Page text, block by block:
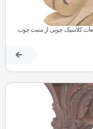
کلاسیک چوبی از منبت چوب